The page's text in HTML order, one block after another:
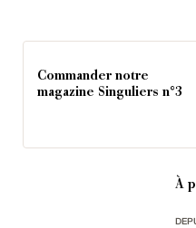
Commander notre
magazine Singuliers n°3
À